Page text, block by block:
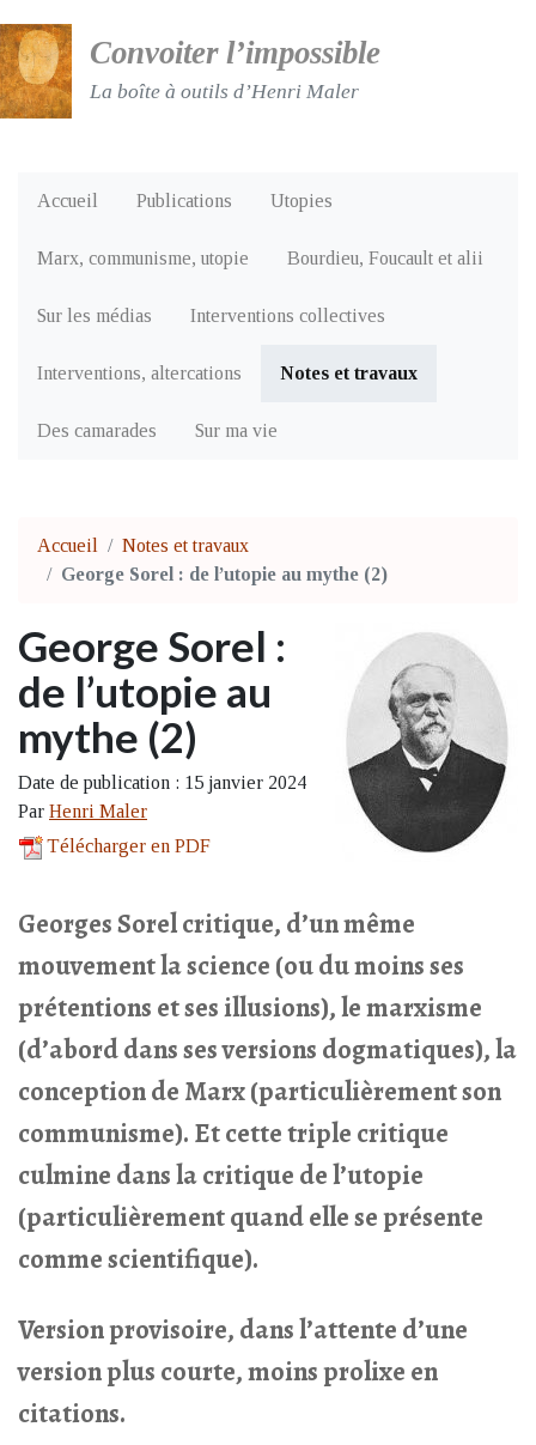
Convoiter l’impossible
La boîte à outils d’Henri Maler
Accueil Publications Utopies
Marx, communisme, utopie Bourdieu, Foucault et alii
Sur les médias Interventions collectives
Interventions, altercations Notes et travaux
Des camarades Sur ma vie
Accueil
Notes et travaux
George Sorel : de l’utopie au mythe (2)
George Sorel :
de l’utopie au
mythe (2)
Date de publication : 15 janvier 2024
Par Henri Maler
Télécharger en PDF
Georges Sorel critique, d’un même
mouvement la science (ou du moins ses
prétentions et ses illusions), le marxisme
(d’abord dans ses versions dogmatiques), la
conception de Marx (particulièrement son
communisme). Et cette triple critique
culmine dans la critique de l’utopie
(particulièrement quand elle se présente
comme scientifique).
Version provisoire, dans l’attente d’une
version plus courte, moins prolixe en
citations.